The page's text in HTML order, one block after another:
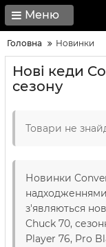
Меню
Головна Новинки
Нові кеди
сезону
Товари не
Новинки
з'являються
Chuck 70,
Player 76, Pro